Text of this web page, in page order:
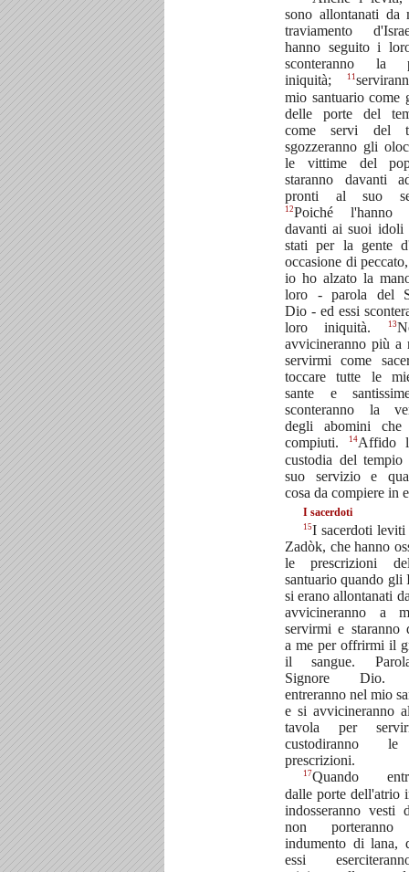
sono allontanati da
traviamento
hanno seguito i
sconteranno la
iniquità;
11
mio santuario come
delle porte del
come servi del
sgozzeranno gli
le vittime del
staranno davanti
pronti al suo
12Poiché l'hanno
davanti ai suoi idoli
stati per la gente
occasione di
io ho alzato la
loro - parola del
Dio - ed essi
loro iniquità.
13
avvicineranno più a
servirmi come
toccare tutte le
sante e
sconteranno la
degli abomini che
compiuti.
14Affido
custodia del
suo servizio e
cosa da compiere in
I sacerdoti
15I sacerdoti
Zadòk, che hanno
le prescrizioni
santuario quando gli
si erano allontanati
avvicineranno a
servirmi e staranno
a me per offrirmi il
il sangue.
Signore
entreranno nel mio
e si avvicineranno
tavola per
custodiranno
prescrizioni.
17Quando
dalle porte dell'atrio
indosseranno vesti
non porteranno
indumento di lana,
essi